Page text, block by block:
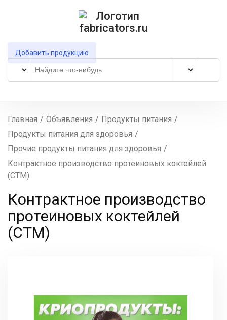
Добавить продукцию
Главная / Объявления / Продукты питания /
Продукты питания для здоровья /
Прочие продукты питания для здоровья /
Контрактное производство протеиновых коктейлей
(СТМ)
Контрактное производство
протеиновых коктейлей
(СТМ)